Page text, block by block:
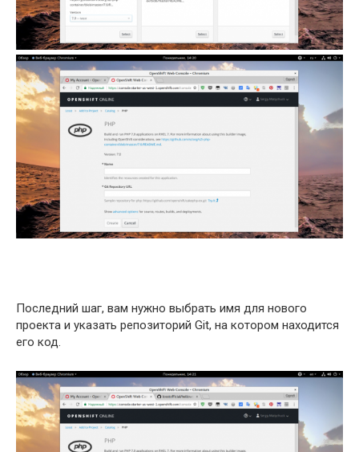
Последний шаг, вам нужно выбрать имя для нового
проекта и указать репозиторий Git, на котором находится
его код.